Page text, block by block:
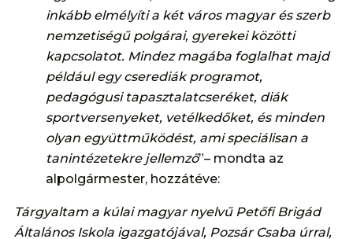
inkább elmélyíti a két város magyar és szerb
nemzetiségű polgárai, gyerekei közötti
kapcsolatot. Mindez magába foglalhat majd
például egy cserediák programot,
pedagógusi tapasztalatcseréket, diák
sportversenyeket, vetélkedőket, és minden
olyan együttműködést, ami speciálisan a
tanintézetekre jellemző”– mondta az
alpolgármester, hozzátéve:
Tárgyaltam a kúlai magyar nyelvű Petőfi Brigád
Általános Iskola igazgatójával, Pozsár Csaba úrral,